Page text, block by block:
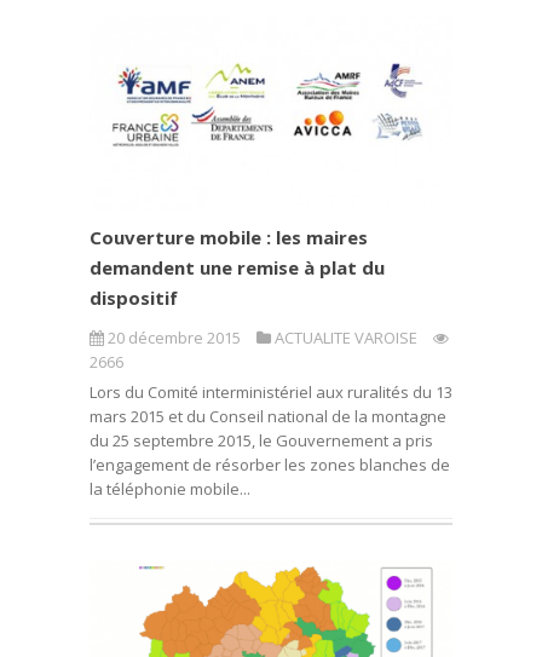
Couverture mobile : les maires
demandent une remise à plat du
dispositif
20 décembre 2015
ACTUALITE VAROISE
2666
Lors du Comité interministériel aux ruralités du 13
mars 2015 et du Conseil national de la montagne
du 25 septembre 2015, le Gouvernement a pris
l’engagement de résorber les zones blanches de
la téléphonie mobile...